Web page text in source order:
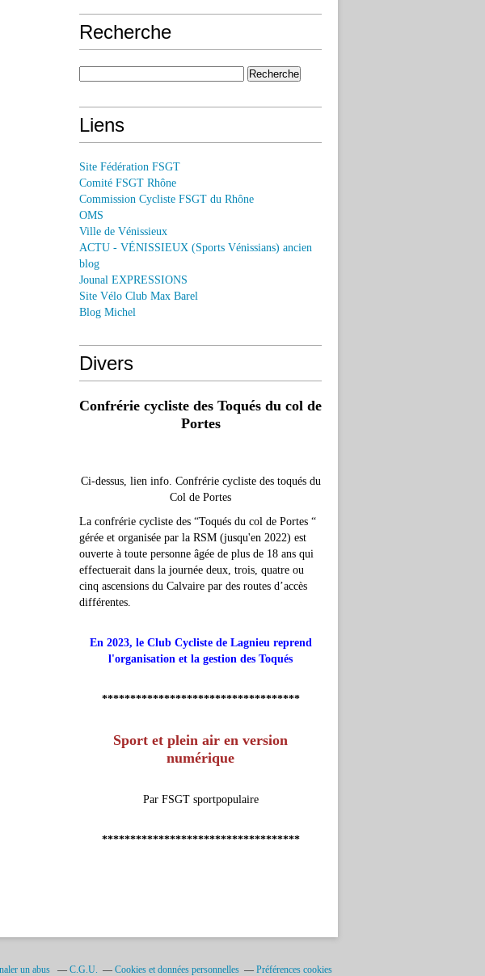
Recherche
Liens
Site Fédération FSGT
Comité FSGT Rhône
Commission Cycliste FSGT du Rhône
OMS
Ville de Vénissieux
ACTU - VÉNISSIEUX (Sports Vénissians) ancien
blog
Jounal EXPRESSIONS
Site Vélo Club Max Barel
Blog Michel
Divers
Confrérie cycliste des Toqués du col de
Portes
Ci-dessus, lien info. Confrérie cycliste des toqués du
Col de Portes
La confrérie cycliste des “Toqués du col de Portes “
gérée et organisée par la RSM (jusqu'en 2022) est
ouverte à toute personne âgée de plus de 18 ans qui
effectuerait dans la journée deux, trois, quatre ou
cinq ascensions du Calvaire par des routes d’accès
différentes.
En 2023, le Club Cycliste de Lagnieu reprend
l'organisation et la gestion des Toqués
***********************************
Sport et plein air en version
numérique
Par FSGT sportpopulaire
***********************************
un abus C.G.U. Cookies et données personnelles Préférences cookies